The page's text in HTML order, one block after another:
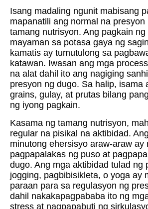
Isang madaling ngunit mabisang
mapanatili ang normal na presyon
tamang nutrisyon. Ang pagkain
mayaman sa potasa gaya ng
kamatis ay tumutulong sa
katawan. Iwasan ang mga
na alat dahil ito ang nagiging
presyon ng dugo. Sa halip, isama
grains, gulay, at prutas bilang
ng iyong pagkain.
Kasama ng tamang nutrisyon,
regular na pisikal na aktibidad.
minutong ehersisyo araw-araw ay
pagpapalakas ng puso at
dugo. Ang mga aktibidad tulad ng
jogging, pagbibisikleta, o yoga ay
paraan para sa regulasyon ng
dahil nakakapagpababa ito ng
stress at nagpapabuti ng